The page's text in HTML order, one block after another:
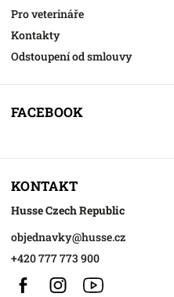
Pro veterináře
Kontakty
Odstoupení od smlouvy
FACEBOOK
KONTAKT
Husse Czech Republic
objednavky@husse.cz
+420 777 773 900
FacebookInstagram